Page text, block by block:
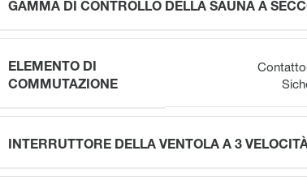
GAMMA DI CONTROLLO DELLA SAUNA A
ELEMENTO DI
COMMUTAZIONE
INTERRUTTORE DELLA VENTOLA A 3